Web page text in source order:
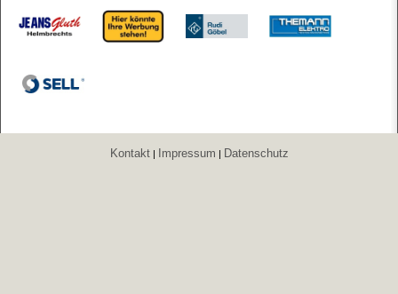
Kontakt| Impressum | Datenschutz